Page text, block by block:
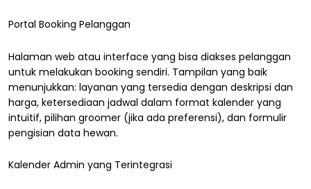
Portal Booking Pelanggan
Halaman web atau interface yang bisa diakses pelanggan
untuk melakukan booking sendiri. Tampilan yang baik
menunjukkan: layanan yang tersedia dengan deskripsi dan
harga, ketersediaan jadwal dalam format kalender yang
intuitif, pilihan groomer (jika ada preferensi), dan formulir
pengisian data hewan.
Kalender Admin yang Terintegrasi